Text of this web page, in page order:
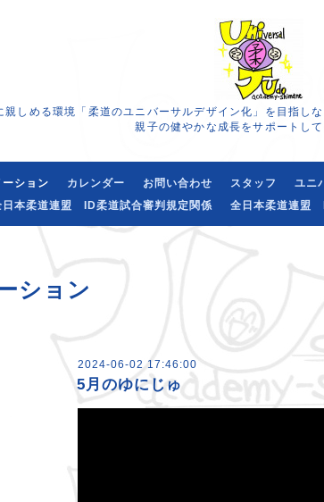
親しめる環境「柔道のユニバーサルデザイン化」を目指し
親子の健やかな成長をサポートして
ション カレンダー お問い合わせ スタッフ ユニ
日本柔道連盟 ID柔道試合審判規定関係 全日本柔道連盟
ション
2024-06-02 17:46:00
5月のゆにじゅ